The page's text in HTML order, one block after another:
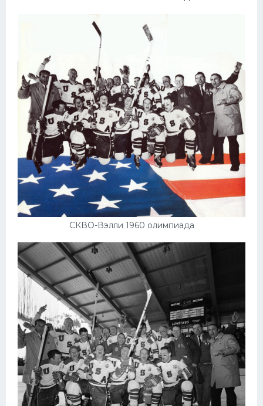
СКВО-Вэлли 1960 олимпиада
Конькобежный спорт
Тренажеры
Интерьер квартиры